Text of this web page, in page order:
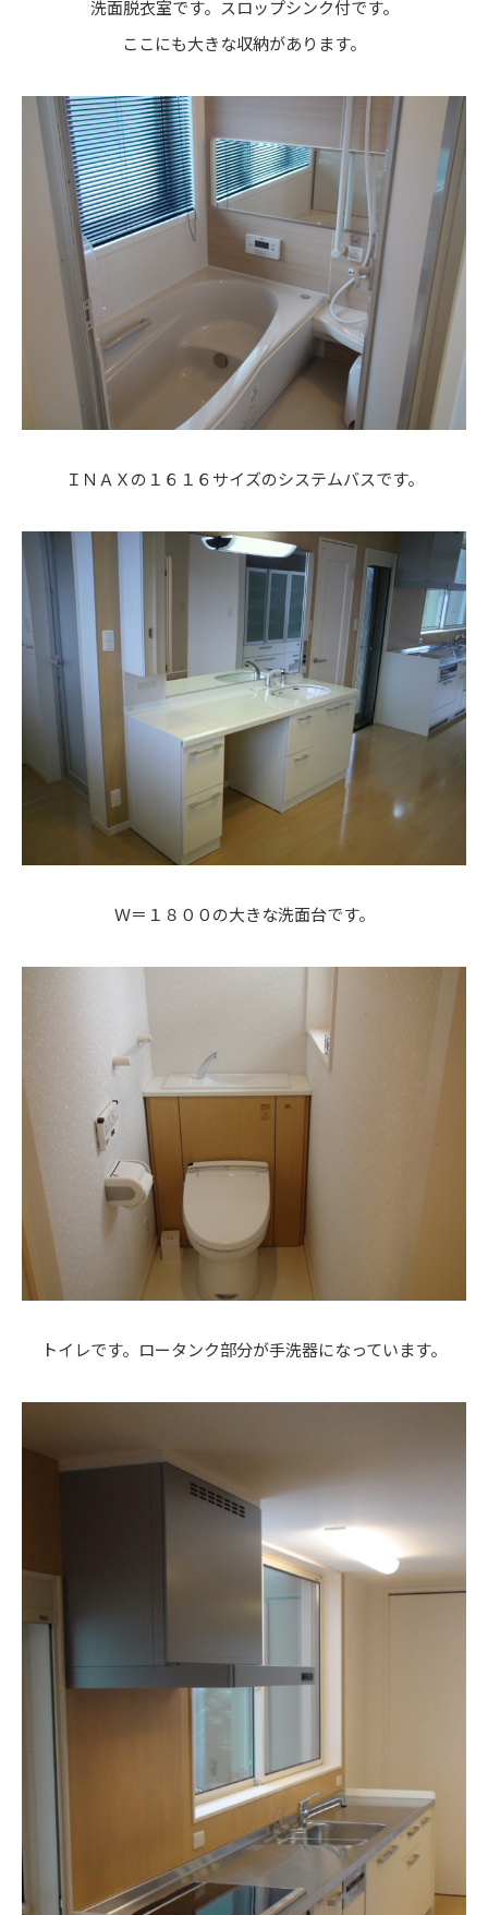
洗面脱衣室です。スロップシンク付です。
ここにも大きな収納があります。
ＩＮＡＸの１６１６サイズのシステムバスです。
Ｗ＝１８００の大きな洗面台です。
トイレです。ロータンク部分が手洗器になっています。